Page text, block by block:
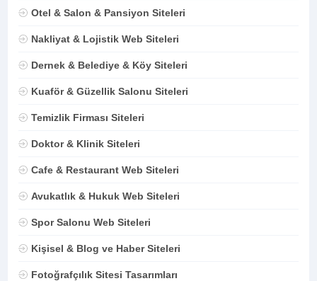
Otel & Salon & Pansiyon Siteleri
Nakliyat & Lojistik Web Siteleri
Dernek & Belediye & Köy Siteleri
Kuaför & Güzellik Salonu Siteleri
Temizlik Firması Siteleri
Doktor & Klinik Siteleri
Cafe & Restaurant Web Siteleri
Avukatlık & Hukuk Web Siteleri
Spor Salonu Web Siteleri
Kişisel & Blog ve Haber Siteleri
Fotoğrafçılık Sitesi Tasarımları